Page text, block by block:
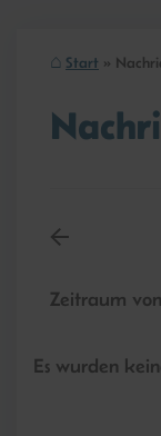
Start
Zeitraum von
Es wurden